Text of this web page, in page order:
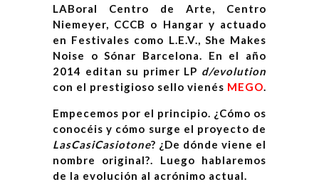
LABoral Centro de Arte, Centro
Niemeyer, CCCB o Hangar y actuado
en Festivales como L.E.V., She Makes
Noise o Sónar Barcelona. En el año
2014 editan su primer LP d/evolution
con el prestigioso sello vienés MEGO.
Empecemos por el principio. ¿Cómo os
conocéis y cómo surge el proyecto de
LasCasiCasiotone? ¿De dónde viene el
nombre original?. Luego hablaremos
de la evolución al acrónimo actual.